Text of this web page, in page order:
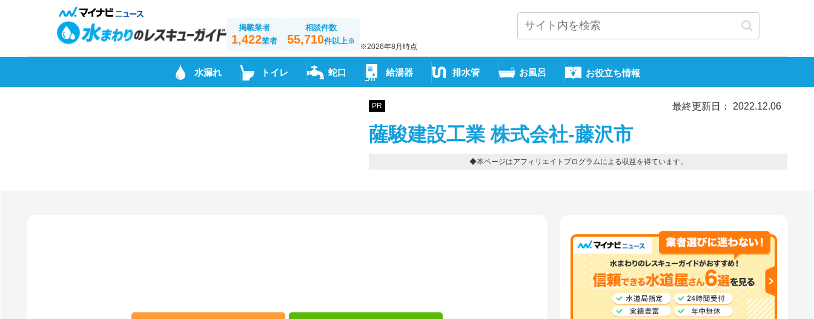
掲載業者
1,422業者
相談件数
55,710件以上※
※2026年8月時点
水漏れ トイレ 蛇口 給湯器 排水管 お風呂 お役立ち情報
PR 最終更新日： 2022.12.06
薩駿建設工業 株式会社-藤沢市
◆本ページはアフィリエイトプログラムによる収益を得ています。